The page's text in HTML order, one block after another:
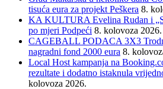
tisuća eura za projekt Peškera 8.
KA KULTURA Evelina Rudan i
po mjeri Podpeći 8. kolovoza 2026.
CAGEBALL PODACA 3X3
nagradni fond 2000 eura 8.
Local Host kampanja na
rezultate i dodatno istaknula
kolovoza 2026.